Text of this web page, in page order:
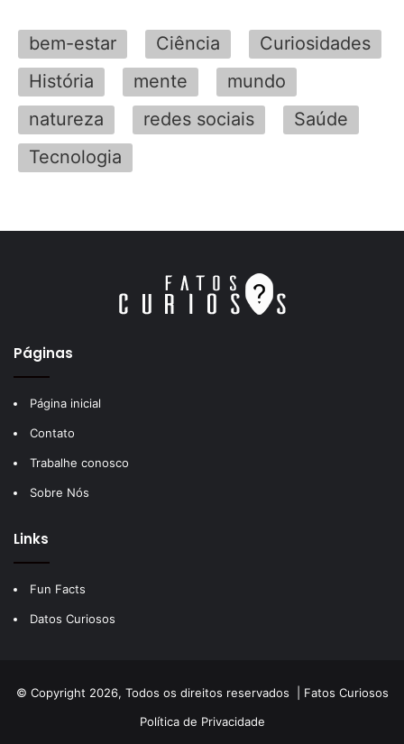
bem-estar Ciência
Curiosidades
História
mente
mundo
natureza
redes sociais
Saúde
Tecnologia
Páginas
Página inicial
Contato
Trabalhe conosco
Sobre Nós
Links
Fun Facts
Datos Curiosos
© Copyright 2026, Todos os direitos reservados | Fatos Curiosos
Política de Privacidade